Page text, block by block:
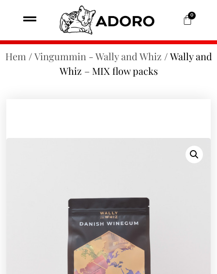
0
Hem /Vingummin - Wally and Whiz / Wally and
Whiz – MIX flow packs